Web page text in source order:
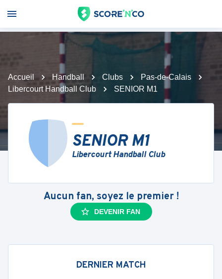
Accueil Handball Clubs
Pas-de-Calais
Libercourt Handball Club
SENIOR M1
SENIOR M1
Libercourt Handball Club
Aucun fan, soyez le premier !
DEVENIR FAN
DERNIER MATCH